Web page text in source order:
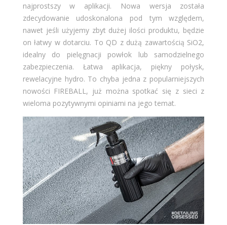
najprostszy w aplikacji. Nowa wersja została
zdecydowanie udoskonalona pod tym względem,
nawet jeśli użyjemy zbyt dużej ilości produktu, będzie
on łatwy w dotarciu. To QD z dużą zawartością SiO2,
idealny do pielęgnacji powłok lub samodzielnego
zabezpieczenia. Łatwa aplikacja, piękny połysk,
rewelacyjne hydro. To chyba jedna z popularniejszych
nowości FIREBALL, już można spotkać się z sieci z
wieloma pozytywnymi opiniami na jego temat.